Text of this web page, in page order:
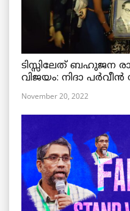
ടിസ്സിലേത് ബഹുജന
വിജയം: നിദാ
November 20, 2022